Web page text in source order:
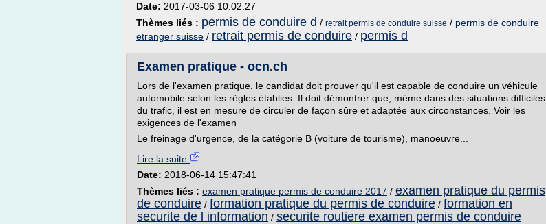
Date: 2017-03-06 10:02:27
Thèmes liés : permis de conduire d / retrait permis de conduire suisse / permis de conduire
etranger suisse / retrait permis de conduire / permis d
Examen pratique - ocn.ch
Lors de l'examen pratique, le candidat doit prouver qu'il est capable de conduire un véhicule
automobile selon les règles établies. Il doit démontrer que, même dans des situations difficiles
du trafic, il est en mesure de circuler de façon sûre et adaptée aux circonstances. Voir les
exigences de l'examen
Le freinage d'urgence, de la catégorie B (voiture de tourisme), manoeuvre...
Lire la suite
Date: 2018-06-14 15:47:41
Thèmes liés : examen pratique permis de conduire 2017 / examen pratique du permis
de conduire / formation pratique du permis de conduire / formation en
securite de l information / securite routiere examen permis de conduire